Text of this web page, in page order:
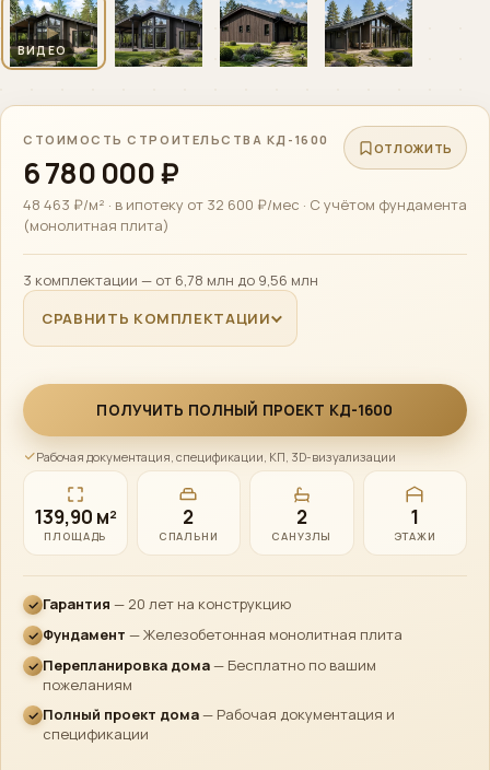
▶ОБЛЁТ 01 / 04
▶
ВИДЕО
ОТЛОЖИТЬ
СТОИМОСТЬ СТРОИТЕЛЬСТВА КД-1600
6 780 000 ₽
48 463 ₽/м² · в ипотеку от 32 600 ₽/мес · С учётом фундамента
(монолитная плита)
3 комплектации — от 6,78 млн до 9,56 млн
СРАВНИТЬ КОМПЛЕКТАЦИИ
ПОЛУЧИТЬ ПОЛНЫЙ ПРОЕКТ КД-1600
Рабочая документация, спецификации, КП, 3D-визуализации
139,90 м²
ПЛОЩАДЬ
2
СПАЛЬНИ
2
САНУЗЛЫ
1
ЭТАЖИ
Гарантия — 20 лет на конструкцию
Фундамент — Железобетонная монолитная плита
Перепланировка дома— Бесплатно по вашим
пожеланиям
Полный проект дома— Рабочая документация и
спецификации
Алексей · Сканди
Онлайн · консультирует по проектам, ценам и ипотеке
Telegram
WhatsApp
Напишите нам